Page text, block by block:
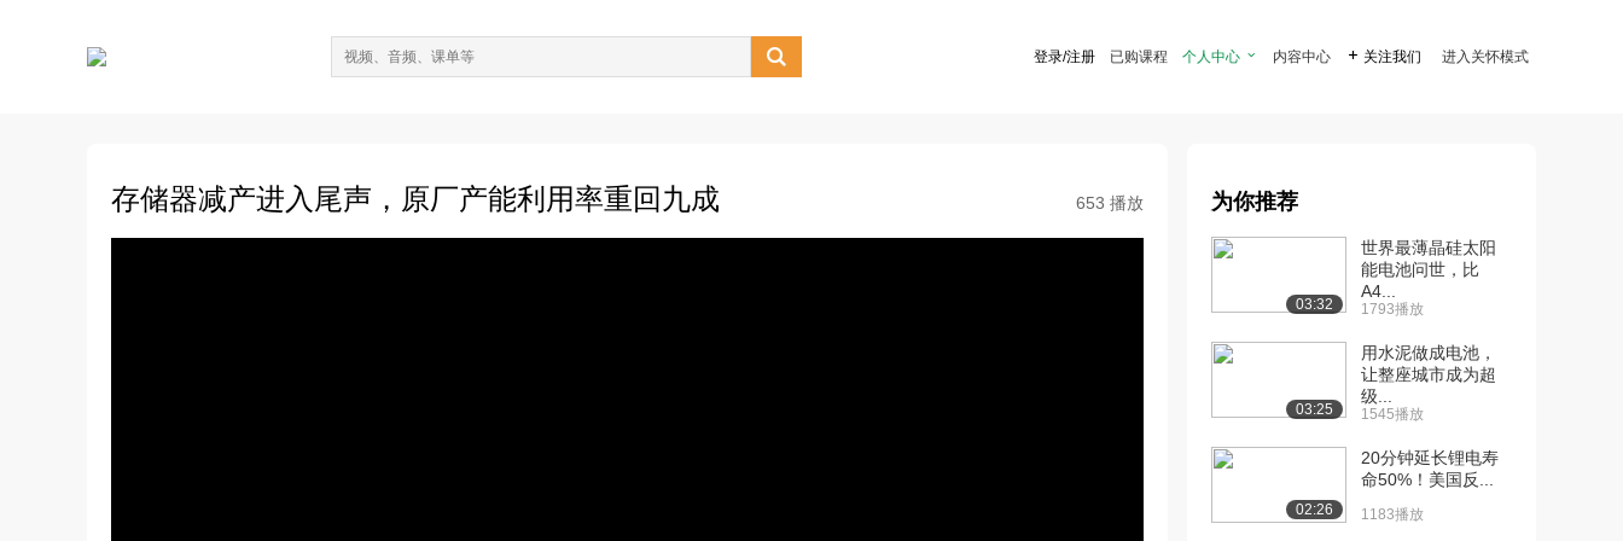
 登录/注册 已购课程 个人中心  内容中心  关注我们 进入关怀模式
存储器减产进入尾声，原厂产能利用率重回九成 653 播放 为你推荐
03:32
世界最薄晶硅太阳
能电池问世，比
A4...
1793播放
03:25
用水泥做成电池，
让整座城市成为超
级...
1545播放
02:26
20分钟延长锂电寿
命50%！美国反...
1183播放